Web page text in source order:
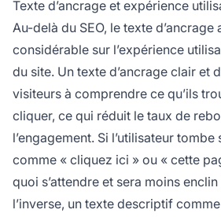
Texte d’ancrage et expérience
Au-delà du SEO, le texte d’ancrage
considérable sur l’expérience
du site. Un texte d’ancrage clair et
visiteurs à comprendre ce qu’ils
cliquer, ce qui réduit le taux de
l’engagement. Si l’utilisateur
comme « cliquez ici » ou « cette
quoi s’attendre et sera moins
l’inverse, un texte descriptif